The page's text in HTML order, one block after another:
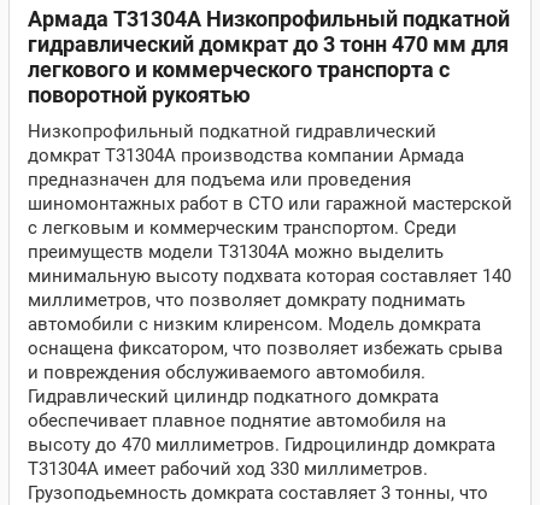
Армада T31304A Низкопрофильный подкатной
гидравлический домкрат до 3 тонн 470 мм для
легкового и коммерческого транспорта с
поворотной рукоятью
Низкопрофильный подкатной гидравлический
домкрат T31304A производства компании Армада
предназначен для подъема или проведения
шиномонтажных работ в СТО или гаражной мастерской
с легковым и коммерческим транспортом. Среди
преимуществ модели T31304A можно выделить
минимальную высоту подхвата которая составляет 140
миллиметров, что позволяет домкрату поднимать
автомобили с низким клиренсом. Модель домкрата
оснащена фиксатором, что позволяет избежать срыва
и повреждения обслуживаемого автомобиля.
Гидравлический цилиндр подкатного домкрата
обеспечивает плавное поднятие автомобиля на
высоту до 470 миллиметров. Гидроцилиндр домкрата
T31304A имеет рабочий ход 330 миллиметров.
Грузоподьемность домкрата составляет 3 тонны, что